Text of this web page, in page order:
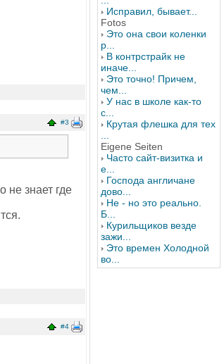
#3
не знает где
#4
Исправил, бывает...
Fotos
Это она свои коленки
р...
В контрстрайк не
иначе...
Это точно! Причем,
чем...
У нас в школе как-то
с...
Крутая флешка для тех
Eigene Seiten
Часто сайт-визитка и
е...
Господа англичане
дово...
Не - но это реально.
Б...
Курильщиков везде
зажи...
Это времен Холодной
во...